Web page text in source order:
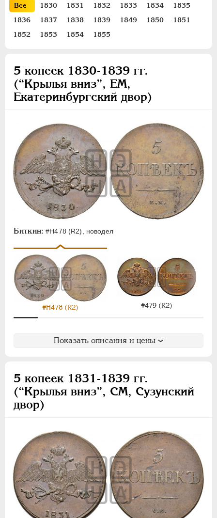
Все 1830 1831 1832 1833 1834
1835
1836
1837 1838 1839 1849 1850
1851
1852
1853 1854 1855
5 копеек 1830-1839 гг.
(“Крылья вниз”, ЕМ,
Екатеринбургский двор)
Биткин: #Н478 (R2), новодел
#Н478 (R2) #479 (R2)
Показать описания и цены
5 копеек 1831-1839 гг.
(“Крылья вниз”, СМ, Сузунский
двор)
ЕКАТЕРИНА II
1762-1796
ПАВЕЛ I 1796-1801
АЛЕКСАНДР I
1801-1825
Платина
Золото
Серебро
10 копеек
5 копеек
3 копейки
2 копейки
1 копейка
1/2 копейки
Денежка
1/4 копейки
Полушка
Пробные
Памятные и донативные
Для Грузии
Для Польши
Монетовидные
НИКОЛАЙ II 1894-1917
ВРЕМЕННОЕ ПРАВ. 1917-1918
ИНОСТРАННЫЕ